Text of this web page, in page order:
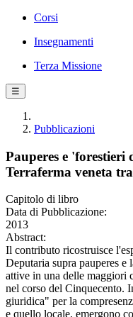
Corsi
Insegnamenti
Terza Missione
☰
Pubblicazioni
Pauperes e
Terraferma veneta
Capitolo di libro
Data di Pubblicazione:
2013
Abstract:
Il contributo ricostruisce
Deputaria supra pauperes
attive in una delle maggiori
nel corso del Cinquecento.
giuridica" per la
e quello locale, emergono